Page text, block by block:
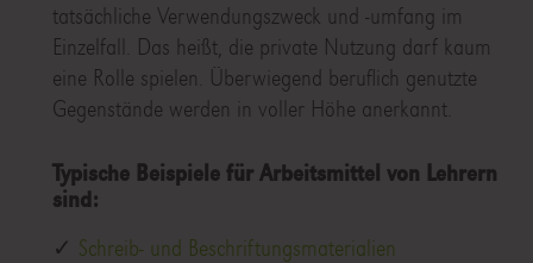
tatsächliche Verwendungszweck und -umfang im
Einzelfall. Das heißt, die private Nutzung darf kaum
eine Rolle spielen. Überwiegend beruflich genutzte
Gegenstände werden in voller Höhe anerkannt.
Typische Beispiele für Arbeitsmittel von Lehrern
sind:
✓ Schreib- und Beschriftungsmaterialien